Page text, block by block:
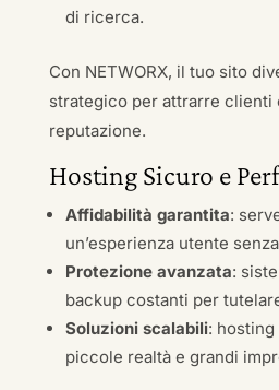
di ricerca.
Con NETWORX, il tuo sito
strategico per attrarre clienti
reputazione.
Hosting Sicuro e
Affidabilità garantita:
un’esperienza utente
Protezione avanzata:
backup costanti per
Soluzioni scalabili: hosting
piccole realtà e grandi